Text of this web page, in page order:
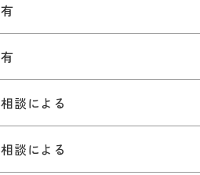
有
有
相談による
相談による